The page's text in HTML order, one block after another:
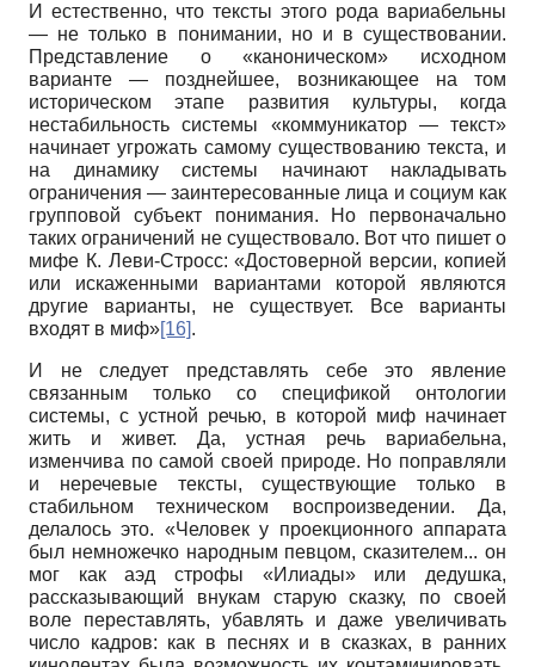
И естественно, что тексты этого рода вариабель­ны
— не только в понимании, но и в существовании.
Представление о «каноническом» исходном
варианте — позднейшее, возникающее на том
историческом этапе развития культуры, когда
нестабильность системы «коммуникатор — текст»
начинает угрожать самому существованию текста, и
на динамику системы начинают накладывать
ограничения — заинтересованные лица и социум как
групповой субъект понимания. Но первоначально
таких ограничений не существовало. Вот что пишет о
мифе К. Леви-Ст­росс: «Достоверной версии, копией
или искаженными вариантами которой являются
другие варианты, не существует. Все варианты
входят в миф»[16].
И не следует представлять себе это явление
связанным только со спецификой онтологии
системы, с устной речью, в которой миф начинает
жить и живет. Да, устная речь вариабельна,
изменчива по самой своей природе. Но поправляли
и неречевые тексты, существующие только в
стабильном техническом воспроизведении. Да,
делалось это. «Человек у проекционного аппарата
был немножечко народным певцом, сказителем... он
мог как аэд строфы «Илиады» или дедушка,
рассказывающий внукам старую сказку, по своей
воле переставлять, убавлять и даже увеличивать
число кадров: как в песнях и в сказках, в ранних